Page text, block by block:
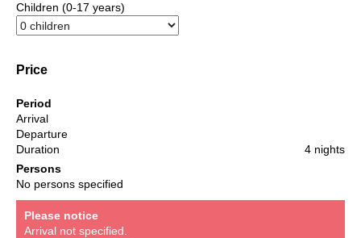
Children (0-17 years)
Price
Period
Arrival
Departure
Duration
4 nights
Persons
No persons specified
Please notice
Arrival not specified.